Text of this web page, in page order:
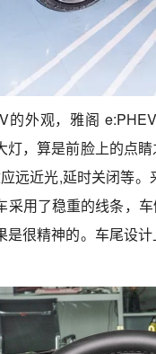
的外观，雅阁
灯，算是前脸上的点
远近光,延时关闭等
采用了稳重的线条，
是很精神的。车尾设